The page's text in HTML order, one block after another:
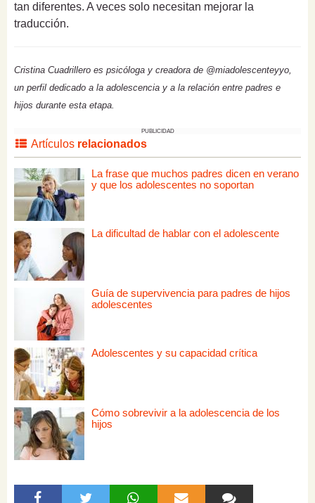
tan diferentes. A veces solo necesitan mejorar la
traducción.
Cristina Cuadrillero es psicóloga y creadora de @miadolescenteyyo,
un perfil dedicado a la adolescencia y a la relación entre padres e
hijos durante esta etapa.
PUBLICIDAD
Artículos relacionados
La frase que muchos padres dicen en verano
y que los adolescentes no soportan
La dificultad de hablar con el adolescente
Guía de supervivencia para padres de hijos
adolescentes
Adolescentes y su capacidad crítica
Cómo sobrevivir a la adolescencia de los
hijos